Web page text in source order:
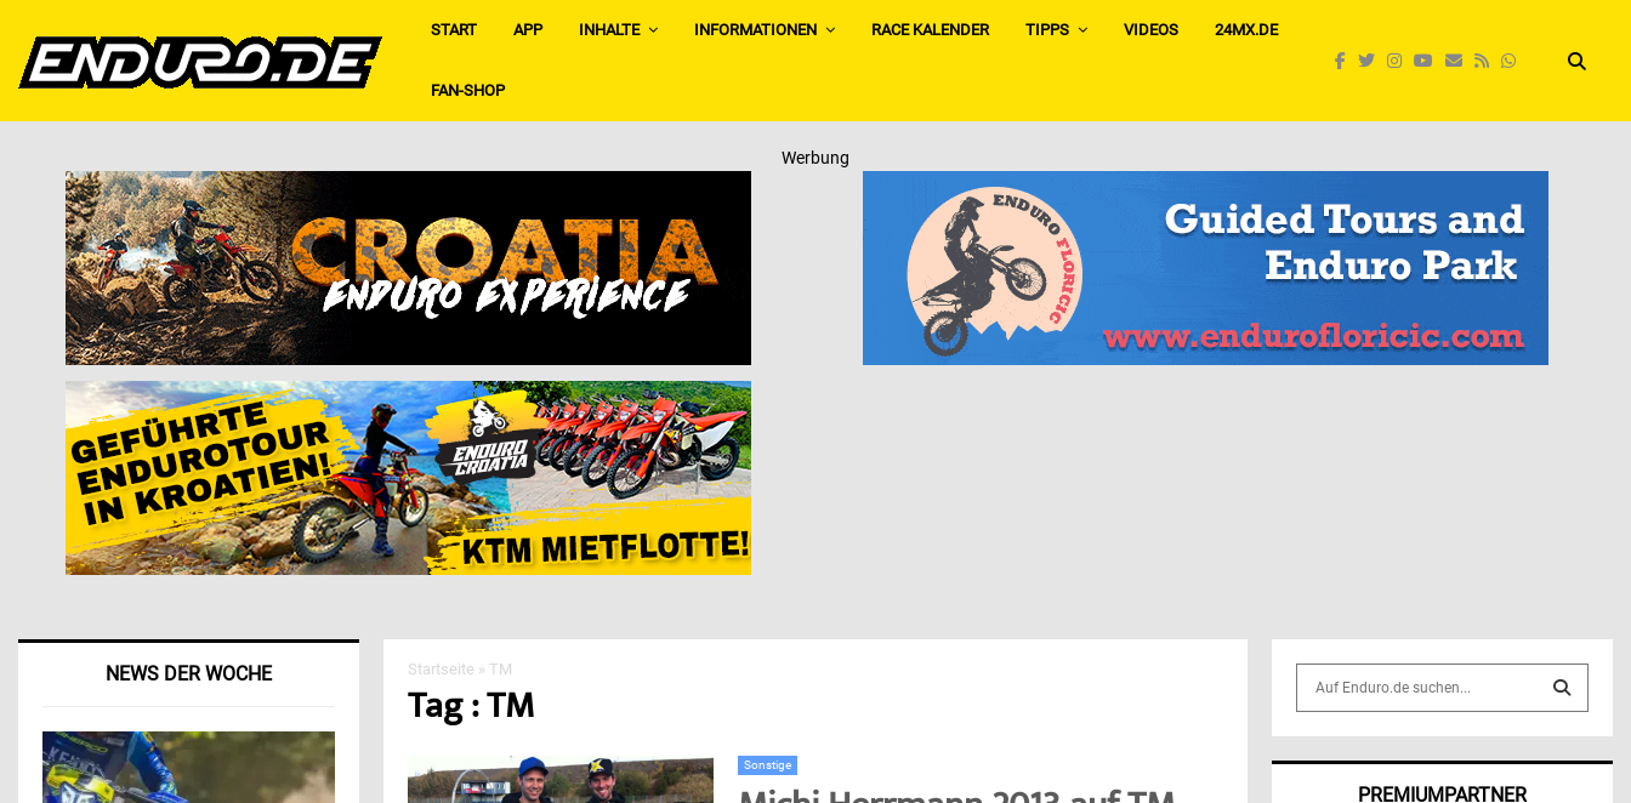
START APP INHALTE INFORMATIONEN RACE KALENDER TIPPS VIDEOS 24MX.DE
FAN-SHOP
Werbung
Startseite »TM
Tag : TM
Sonstige
NEWS DER WOCHE
S
PREMIUMPARTNER